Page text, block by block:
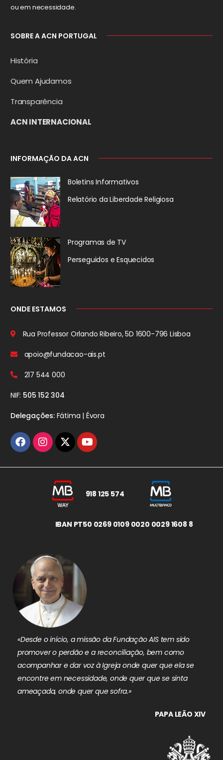
ou em necessidade.
SOBRE A ACN PORTUGAL
História
Quem Ajudamos
Transparência
ACN INTERNACIONAL
INFORMAÇÃO DA ACN
Boletins Informativos
Relatório da Liberdade Religiosa
Programas de TV
Perseguidos e Esquecidos
ONDE ESTAMOS
Rua Professor Orlando Ribeiro, 5D 1600-796 Lisboa
apoio@fundacao-ais.pt
217 544 000
NIF: 505 152 304
Delegações:Fátima | Évora
918 125 574
IBAN PT50 0269 0109 0020 0029 1608 8
«Desde o início, a missão da Fundação AIS tem sido
promover o perdão e a reconciliação, bem como
acompanhar e dar voz à Igreja onde quer que ela se
encontre em necessidade, onde quer que se sinta
ameaçada, onde quer que sofra.»
PAPA LEÃO XIV